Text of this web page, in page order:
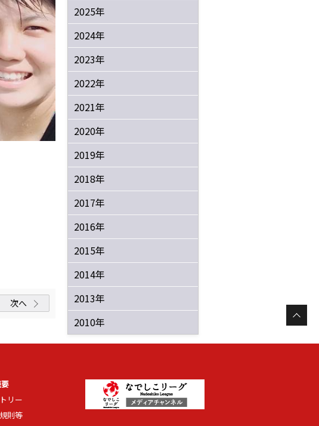
次へ
2025年
2024年
2023年
2022年
2021年
2020年
2019年
2018年
2017年
2016年
2015年
2014年
2013年
2010年
リー
則等